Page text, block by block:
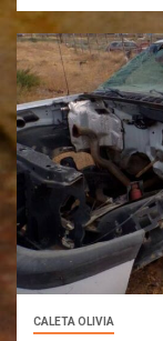
CALETA OLIVIA